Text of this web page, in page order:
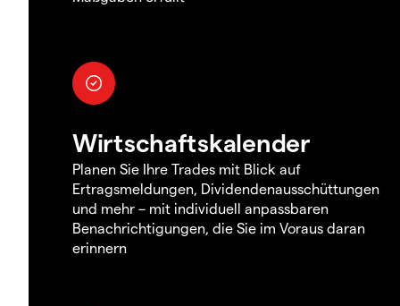
Wirtschaftskalender
Planen Sie Ihre Trades mit Blick auf
Ertragsmeldungen, Dividendenausschüttungen
und mehr – mit individuell anpassbaren
Benachrichtigungen, die Sie im Voraus daran
erinnern